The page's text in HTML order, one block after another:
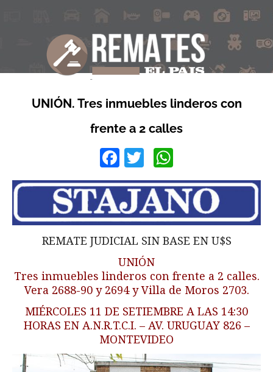
UNIÓN. Tres inmuebles linderos con
frente a 2 calles
Facebook
Twitter
REMATE JUDICIAL SIN BASE EN U$S
UNIÓN
Tres inmuebles linderos con frente a 2 calles.
Vera 2688-90 y 2694 y Villa de Moros 2703.
MIÉRCOLES 11 DE SETIEMBRE A LAS 14:30
HORAS EN A.N.R.T.C.I. – AV. URUGUAY 826 –
MONTEVIDEO